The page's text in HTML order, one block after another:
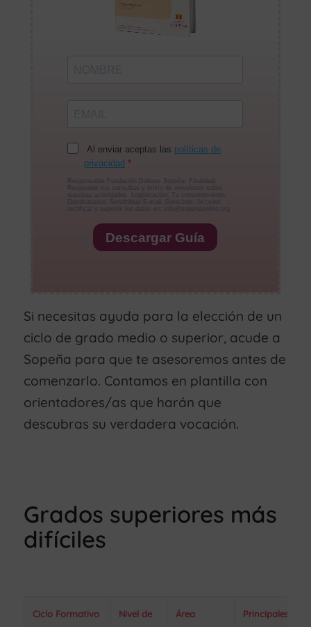
Si necesitas ayuda para la elección de un
ciclo de grado medio o superior, acude a
Sopeña para que te asesoremos antes de
comenzarlo. Contamos en plantilla con
orientadores/as que harán que
descubras su verdadera vocación.
Grados superiores más
difíciles
Ciclo Formativo Nivel de Área Principales